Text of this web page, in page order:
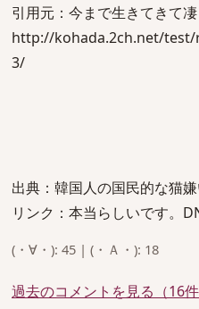
引用元：今まで生きてきて
http://kohada.2ch.net/
3/
出典：韓国人の国民的な猫
リンク：本当らしいです。
(・∀・): 45 | (・Ａ・): 18
過去のコメントを見る（16件